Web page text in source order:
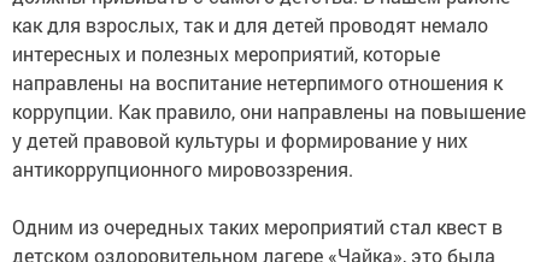
как для взрослых, так и для детей проводят немало
интересных и полезных мероприятий, которые
направлены на воспитание нетерпимого отношения к
коррупции. Как правило, они направлены на повышение
у детей правовой культуры и формирование у них
антикоррупционного мировоззрения.
Одним из очередных таких мероприятий стал квест в
детском оздоровительном лагере «Чайка», это была